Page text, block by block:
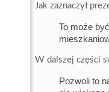
Jak zaznaczył
To może
W dalszej części
Pozwoli to